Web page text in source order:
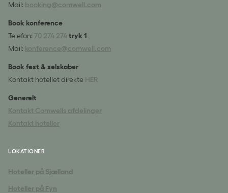
Mail: booking@comwell.com
Book konference
Telefon: 70 274 274tryk 1
Mail: konference@comwell.com
Book fest & selskaber
Kontakt hotellet direkte HER
Generelt
Kontakt Comwells afdelinger
Kontakt hoteller
LOKATIONER
Hoteller på Sjælland
Hoteller på Fyn